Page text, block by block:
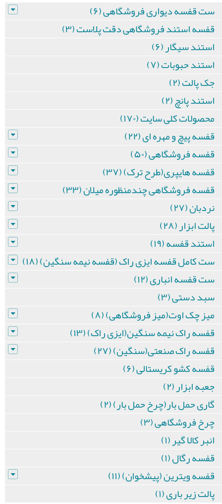
ست قفسه دیواری فروشگاهی (۶)
قفسه استند فروشگاهی دقت پلاست (۳)
استند سیگار (۶)
استند حبوبات (۷)
جک پالت (۲)
استند پانچ (۲)
محصولات کلی سایت (۱۷۰)
قفسه پیچ و مهره ای (۲۲)
قفسه فروشگاهی (۵۰)
قفسه هایپری(طرح ترک) (۳۷)
قفسه فروشگاهی چندمنظوره میلان (۳۳)
نردبان (۲۷)
پالت ابزار (۲۸)
استند قفسه (۱۹)
ست کامل قفسه ایزی راک (قفسه نیمه سنگین) (۱۸)
ست قفسه انباری (۱۲)
سبد دستی (۳)
میز چک اوت(میز فروشگاهی) (۸)
قفسه راک نیمه سنگین(ایزی راک) (۱۳)
قفسه راک صنعتی(سنگین) (۲۷)
قفسه کشو کریستالی (۶)
جعبه ابزار (۲)
گاری حمل بار(چرخ حمل بار) (۲)
چرخ فروشگاهی (۳)
انبر کالا گیر (۱)
قفسه رگال (۱)
قفسه ویترین (پیشخوان) (۱۱)
پالت زیر باری (۱)